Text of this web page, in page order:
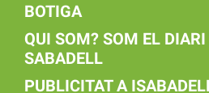
BOTIGA
QUI SOM? SOM EL
SABADELL
PUBLICITAT A